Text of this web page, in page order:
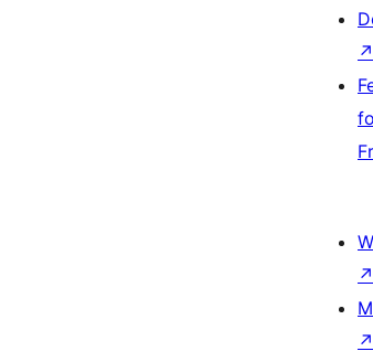
↗
↗
↗